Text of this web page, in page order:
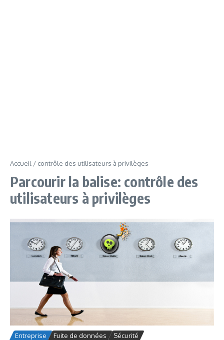
Accueil / contrôle des utilisateurs à privilèges
Parcourir la balise: contrôle des
utilisateurs à privilèges
Entreprise Fuite de données Sécurité